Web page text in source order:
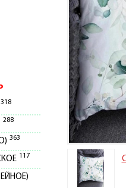
318
288
363
117